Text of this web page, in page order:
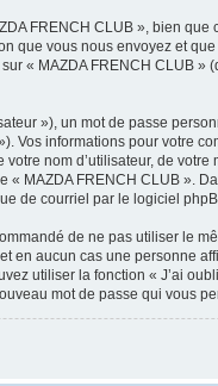
FRENCH CLUB », bien
vous nous envoyez et
« MAZDA FRENCH CLUB
»), un mot de passe
informations pour votre
nom d’utilisateur, de
MAZDA FRENCH CLUB ».
de courriel par le logiciel
de ne pas utiliser le
aucun cas une personne
utiliser la fonction « J’ai
mot de passe qui vous